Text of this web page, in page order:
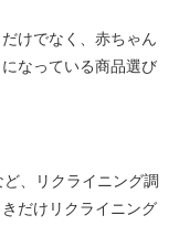
けでなく、赤ちゃん
なっている商品選び
、リクライニング調
だけリクライニング